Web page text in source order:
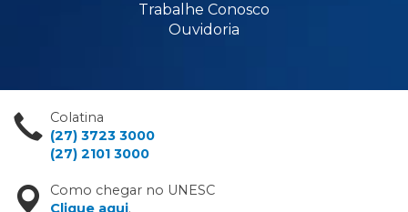
Trabalhe Conosco
Ouvidoria
Colatina
(27) 3723 3000
(27) 2101 3000
Como chegar no UNESC
Clique aqui.